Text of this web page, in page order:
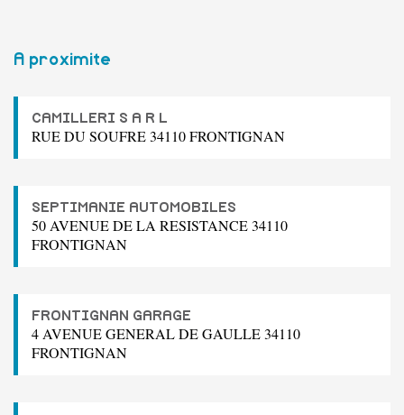
A proximite
CAMILLERI S A R L
RUE DU SOUFRE 34110 FRONTIGNAN
SEPTIMANIE AUTOMOBILES
50 AVENUE DE LA RESISTANCE 34110
FRONTIGNAN
FRONTIGNAN GARAGE
4 AVENUE GENERAL DE GAULLE 34110
FRONTIGNAN